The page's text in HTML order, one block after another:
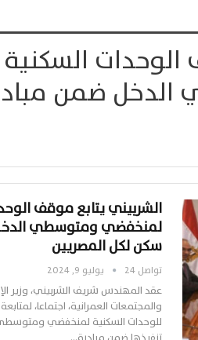
الوحدات السكنية
ضمن
الشربيني يتابع موقف
لمنخفضي ومتوسطي
سكن لكل المصريين
تواصل 24 يوليو 9, 2024
عقد المهندس شريف الشربيني، وزير
والمجتمعات العمرانية، اجتماعا،
للوحدات السكنية لمنخفضي